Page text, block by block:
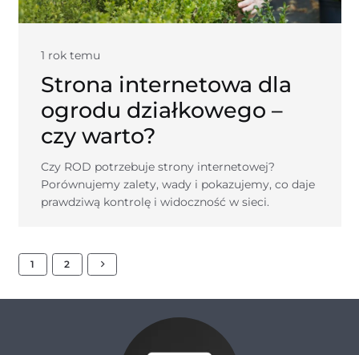
1 rok temu
Strona internetowa dla
ogrodu działkowego –
czy warto?
Czy ROD potrzebuje strony internetowej?
Porównujemy zalety, wady i pokazujemy, co daje
prawdziwą kontrolę i widoczność w sieci.
1 2